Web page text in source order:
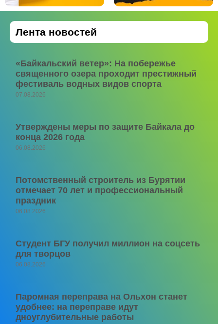
Лента новостей
«Байкальский ветер»: На побережье
священного озера проходит престижный
фестиваль водных видов спорта
07.08.2026
Утверждены меры по защите Байкала до
конца 2026 года
06.08.2026
Потомственный строитель из Бурятии
отмечает 70 лет и профессиональный
праздник
06.08.2026
Студент БГУ получил миллион на соцсеть
для творцов
06.08.2026
Паромная переправа на Ольхон станет
удобнее: на переправе идут
дноуглубительные работы